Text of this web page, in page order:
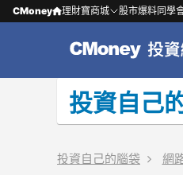
CMoney 理財寶商城 股市爆料同學
投資自己
投資自己的腦袋 網